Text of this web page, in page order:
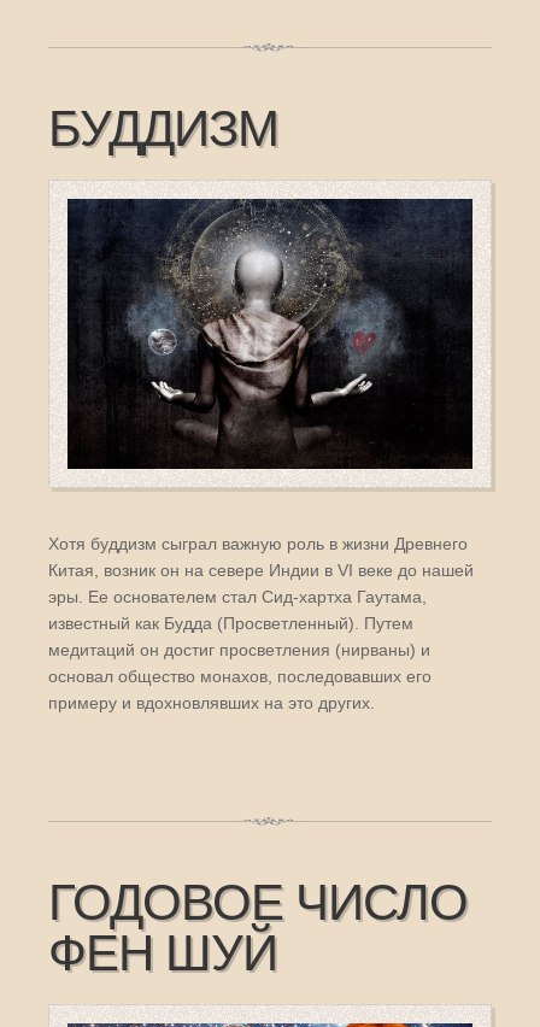
БУДДИЗМ
Хотя буддизм сыграл важную роль в жизни Древнего
Китая, возник он на севере Индии в VI веке до нашей
эры. Ее основателем стал Сид-хартха Гаутама,
известный как Будда (Просветленный). Путем
медитаций он достиг просветления (нирваны) и
основал общество монахов, последовавших его
примеру и вдохновлявших на это других.
ГОДОВОЕ ЧИСЛО
ФЕН ШУЙ